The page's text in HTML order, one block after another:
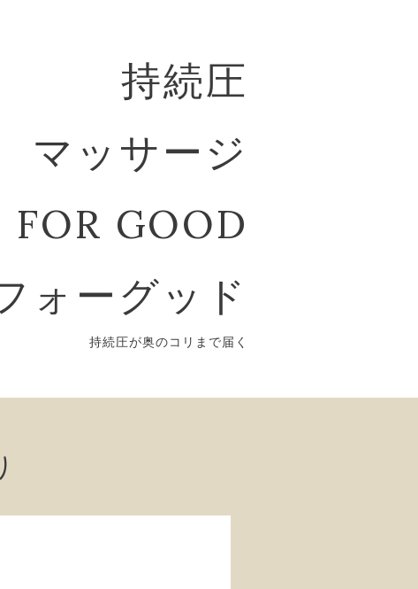
持続圧
マッサージ
FOR GOOD
ォーグッド
持続圧が奥のコリまで届く